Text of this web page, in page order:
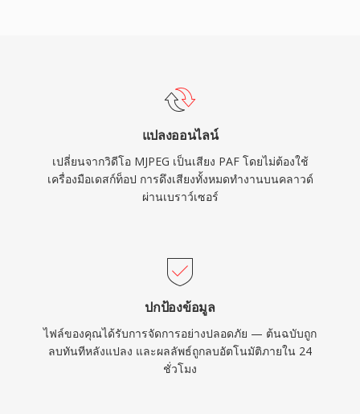
แปลงออนไลน์
เปลี่ยนจากวิดีโอ MJPEG เป็นเสียง PAF โดยไม่ต้องใช้
เครื่องมือเดสก์ท็อป การดึงเสียงทั้งหมดทำงานบนคลาวด์
ผ่านเบราว์เซอร์
ปกป้องข้อมูล
ไฟล์ของคุณได้รับการจัดการอย่างปลอดภัย — ต้นฉบับถูก
ลบทันทีหลังแปลง และผลลัพธ์ถูกลบอัตโนมัติภายใน 24
ชั่วโมง